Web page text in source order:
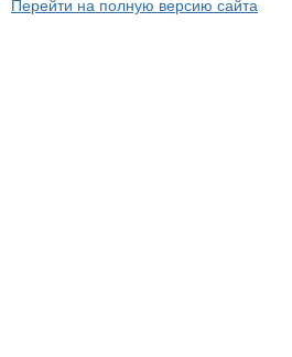
Перейти на полную версию сайта